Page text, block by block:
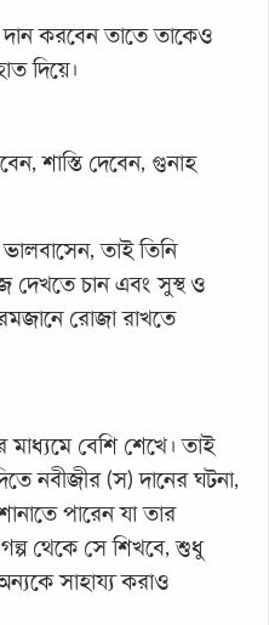
দান করবেন তাতে তাকেও
দিয়ে।
শাস্তি দেবেন, গুনাহ
তাই তিনি
দেখতে চান এবং সুস্থ ও
রমজানে রোজা রাখতে
বেশি শেখে। তাই
নবীজীর (স) দানের ঘটনা,
পারেন যা তার
থেকে সে শিখবে, শুধু
সাহায্য করাও